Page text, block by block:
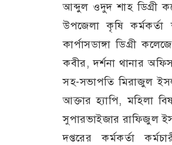
আব্দুল ওদুদ শাহ ডিগ্রী
উপজেলা কৃষি
কার্পাসডাঙ্গা ডিগ্রী
কবীর, দর্শনা থানার
সহ-সভাপতি মিরাজুল
আক্তার হ্যাপি, মহিলা
সুপারভাইজার রাফিজুল
দপ্তরের কর্মকর্তা